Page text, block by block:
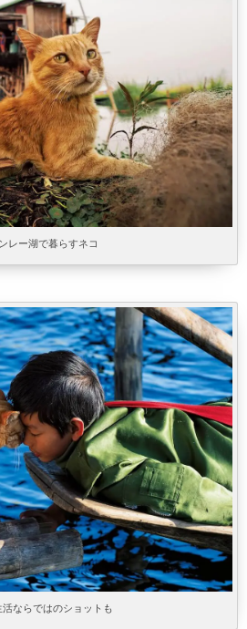
レー湖で暮らすネコ
活ならではのショットも